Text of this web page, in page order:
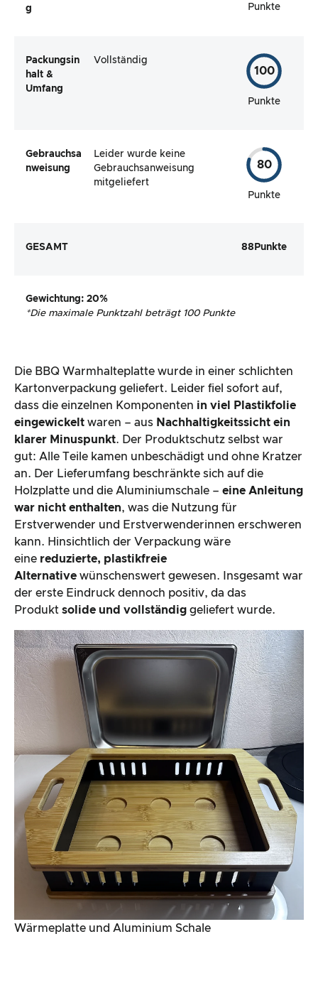
g
Punkte
Packungsin
halt &
Umfang
Vollständig
100
Punkte
Gebrauchsa
nweisung
Leider wurde keine
Gebrauchsanweisung
mitgeliefert
80
Punkte
GESAMT 88 Punkte
Gewichtung: 20%
*Die maximale Punktzahl beträgt 100 Punkte
Die BBQ Warmhalteplatte wurde in einer schlichten
Kartonverpackung geliefert. Leider fiel sofort auf,
dass die einzelnen Komponenten in viel Plastikfolie
eingewickelt waren – aus Nachhaltigkeitssicht ein
klarer Minuspunkt. Der Produktschutz selbst war
gut: Alle Teile kamen unbeschädigt und ohne Kratzer
an. Der Lieferumfang beschränkte sich auf die
Holzplatte und die Aluminiumschale – eine Anleitung
war nicht enthalten, was die Nutzung für
Erstverwender und Erstverwenderinnen erschweren
kann. Hinsichtlich der Verpackung wäre
eine reduzierte, plastikfreie
Alternative wünschenswert gewesen. Insgesamt war
der erste Eindruck dennoch positiv, da das
Produkt solide und vollständig geliefert wurde.
Wärmeplatte und Aluminium Schale